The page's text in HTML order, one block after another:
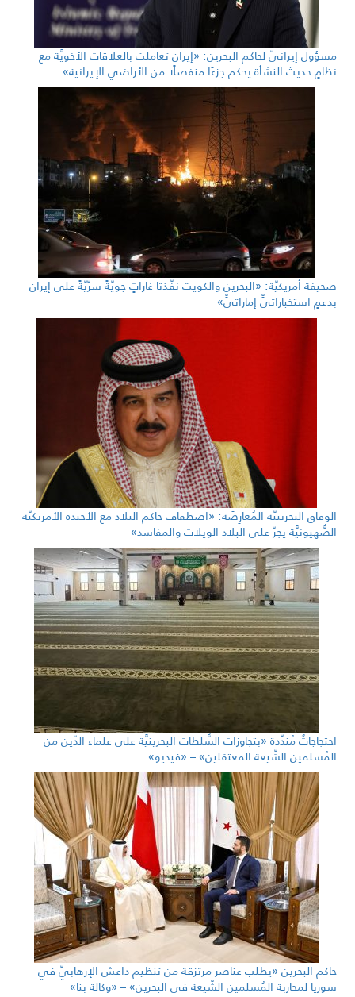
مسؤول إيرانيّ لحاكم البحرين: «إيران تعاملت بالعلاقات الأخويَّة مع
نظامٍ حديث النشأة يحكم جزءًا منفصلًا من الأراضي الإيرانية»
صحيفة أمريكيّة: «البحرين والكويت نفّذتا غاراتٍ جويّةً سرّيّةً على إيران
بدعمٍ استخباراتيٍّ إماراتيٍّ»
الوفاق البحرينيَّة المُعارِضَة: «اصطفاف حاكم البلاد مع الأجندة الأمريكيَّة
الصُّهيونيَّة يجرّ على البلاد الويلات والمفاسد»
احتجاجاتٌ مُندِّدة «بتجاوزات السُّلطات البحرينيَّة على علماء الدّين من
المُسلمين الشّيعة المعتقلين» – «فيديو»
حاكم البحرين «يطلب عناصر مرتزقة من تنظيم داعش الإرهابيّ في
سوريا لمحاربة المُسلمين الشّيعة في البحرين» – «وكالة بنا»